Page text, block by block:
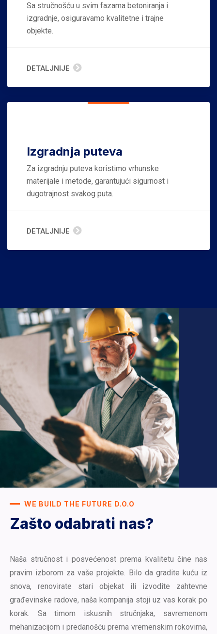
Sa stručnošću u svim fazama betoniranja i
izgradnje, osiguravamo kvalitetne i trajne
objekte.
DETALJNIJE
Izgradnja puteva
Za izgradnju puteva koristimo vrhunske
materijale i metode, garantujući sigurnost i
dugotrajnost svakog puta.
DETALJNIJE
WE BUILD THE FUTURE D.O.O
Zašto odabrati nas?
Naša stručnost i posvećenost prema kvalitetu čine nas
pravim izborom za vaše projekte. Bilo da gradite kuću iz
snova, renovirate stari objekat ili izvodite zahtevne
građevinske radove, naša kompanija stoji uz vas korak po
korak. Sa timom iskusnih stručnjaka, savremenom
mehanizacijom i predanošću prema vremenskim rokovima,